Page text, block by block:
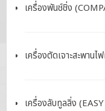
เครื่องพันช์ชิ่ง
เครื่องตัดเจาะสะพาน
เครื่องลับทูลลิ่ง